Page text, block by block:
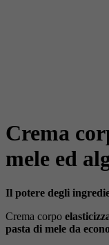
Crema
mele ed
Il potere degli
Crema corpo
pasta di mele da